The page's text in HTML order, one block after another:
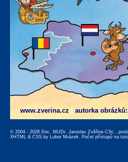
www.zverina.cz autorka
© 2004 - 2026 Doc. MUDr. Jaroslav Zvěřina CSc.,
XHTML & CSS by Lubor Mrázek. Počet přístupů na